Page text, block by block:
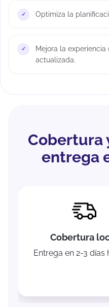
Optimiza la
Mejora la
actualizada.
Cobertura
entrega
Cobertura
Entrega en 2-3 días